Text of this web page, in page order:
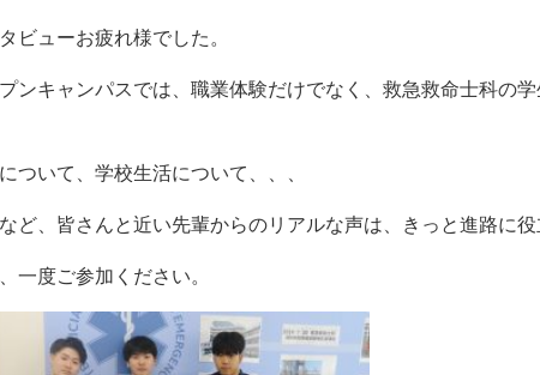
ビューお疲れ様でした。
ンキャンパスでは、職業体験だけでなく、救急救命士科の
ついて、学校生活について、、、
ど、皆さんと近い先輩からのリアルな声は、きっと進路に役
一度ご参加ください。